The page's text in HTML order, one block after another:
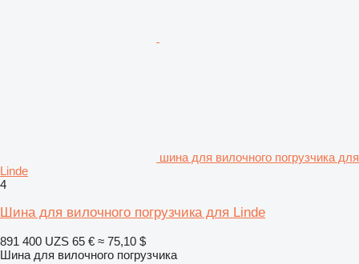
шина для вилочного погрузчика для
Linde
4
Шина для вилочного погрузчика для Linde
891 400 UZS 65 € ≈ 75,10 $
Шина для вилочного погрузчика